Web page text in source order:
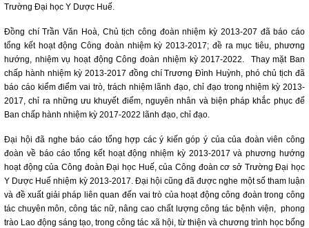
Trường Đại học Y Dược Huế.
Đồng chí Trần Văn Hoà, Chủ tịch công đoàn nhiệm kỳ 2013-207 đã báo cáo
tổng kết hoạt động Công đoàn nhiệm kỳ 2013-2017; đề ra mục tiêu, phương
hướng, nhiệm vụ hoạt động Công đoàn nhiệm kỳ 2017-2022. Thay mặt Ban
chấp hành nhiệm kỳ 2013-2017 đồng chí Trương Đình Huỳnh, phó chủ tịch đã
báo cáo kiểm điểm vai trò, trách nhiệm lãnh đạo, chỉ đạo trong nhiệm kỳ 2013-
2017, chỉ ra những ưu khuyết điểm, nguyên nhân và biện pháp khắc phục để
Ban chấp hành nhiệm kỳ 2017-2022 lãnh đạo, chỉ đạo.
Đại hội đã nghe báo cáo tổng hợp các ý kiến góp ý của của đoàn viên công
đoàn về báo cáo tổng kết hoạt động nhiệm kỳ 2013-2017 và phương hướng
hoạt động của Công đoàn Đại học Huế, của Công đoàn cơ sở Trường Đại học
Y Dược Huế nhiệm kỳ 2013-2017. Đại hội cũng đã được nghe một số tham luận
và đề xuất giải pháp liên quan đến vai trò của hoạt động công đoàn trong công
tác chuyên môn, công tác nữ, nâng cao chất lượng công tác bệnh viện, phong
trào Lao động sáng tạo, trong công tác xã hội, từ thiện và chương trình học bổng